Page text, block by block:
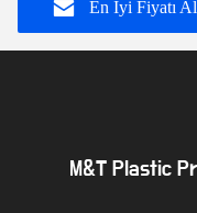
En İyi Fiyatı
M&T Plastic